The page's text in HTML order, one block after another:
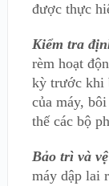
được thực
Kiểm tra
rèm hoạt
kỳ trước khi
của máy,
thế các bộ
Bảo trì và
máy dập lai